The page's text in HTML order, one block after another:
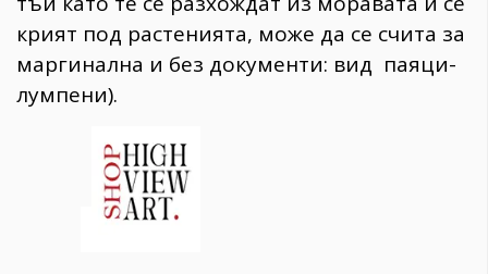
крият под растенията, може да се счита за
маргинална и без документи: вид паяци-
лумпени).